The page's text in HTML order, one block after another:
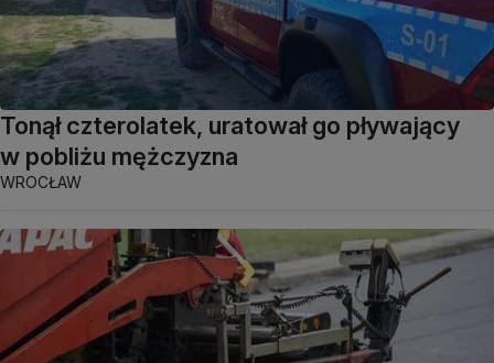
Tonął czterolatek, uratował go pływający
w pobliżu mężczyzna
WROCŁAW